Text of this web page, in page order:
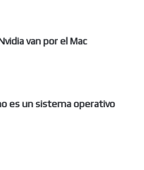
van por el Mac
es un sistema operativo